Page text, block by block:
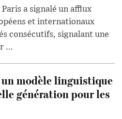
a signalé un afflux
et internationaux
consécutifs, signalant une
...
modèle linguistique
génération pour les